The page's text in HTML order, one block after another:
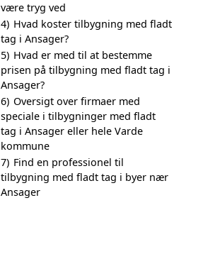
være tryg ved
4) Hvad koster tilbygning med fladt
tag i Ansager?
5) Hvad er med til at bestemme
prisen på tilbygning med fladt tag i
Ansager?
6) Oversigt over firmaer med
speciale i tilbygninger med fladt
tag i Ansager eller hele Varde
kommune
7) Find en professionel til
tilbygning med fladt tag i byer nær
Ansager